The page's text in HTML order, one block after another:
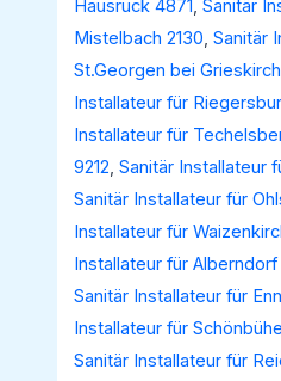
Hausruck 4871,Sanitär
Mistelbach 2130,Sanitär
St.Georgen bei
Installateur für
Installateur für
9212,Sanitär Installateur
Sanitär Installateur für
Installateur für
Installateur für Alberndorf
Sanitär Installateur für
Installateur für
Sanitär Installateur für